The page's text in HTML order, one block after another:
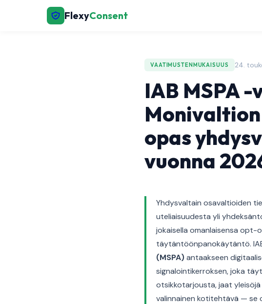
FlexyConsent
VAATIMUSTENMUKAISUUS 24.
IAB MSPA
opas
vuonna
Yhdysvaltain osavaltioiden
uteliaisuudesta yli
jokaisella omanlaisensa
täytäntöönpanokäytäntö.
(MSPA)antaakseen
signalointikerroksen, joka
otsikkotarjousta, jaat yleisöjä
valinnainen kotitehtävä — se